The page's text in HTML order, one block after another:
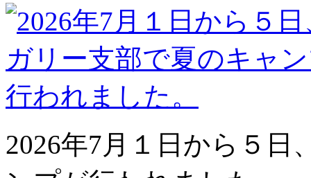
2026年7月１日から５日